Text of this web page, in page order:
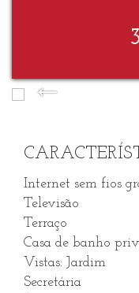
Internet sem fios
Televisão
Terraço
Casa de banho
Vistas: Jardim
Secretária